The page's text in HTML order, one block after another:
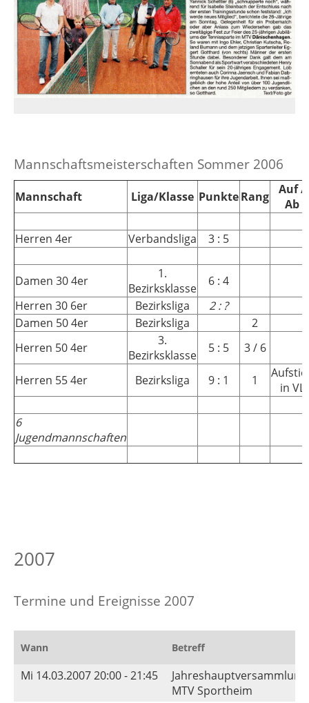
Mannschaftsmeisterschaften Sommer 2006
Mannschaft Liga/Klasse PunkteRang
Auf /
Ab
Herren 4er Verbandsliga 3 : 5
Damen 30 4er
1.
Bezirksklasse
6 : 4
Herren 30 6er
Bezirksliga
2 : ?
Damen 50 4er
Bezirksliga
2
Herren 50 4er
3.
Bezirksklasse
5 : 5 3 / 6
Herren 55 4er Bezirksliga 9 : 1 1
in VL
6
Jugendmannschaften
2007
Termine und Ereignisse 2007
Wann Betreff
Mi 14.03.2007 20:00 - 21:45
Jahreshauptversammlung
MTV Sportheim